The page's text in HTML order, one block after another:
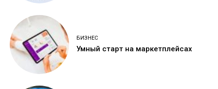
БИЗНЕС
Умный старт на маркетплейсах